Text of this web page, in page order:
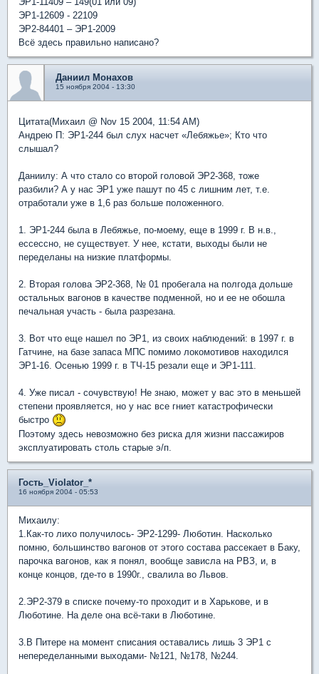
ЭР1-12609 - 22109
ЭР2-84401 – ЭР1-2009
Всё здесь правильно написано?
Даниил Монахов
15 ноября 2004 - 13:30
Цитата(Михаил @ Nov 15 2004, 11:54 AM)
Андрею П: ЭР1-244 был слух насчет «Лебяжье»; Кто что
слышал?
Даниилу: А что стало со второй головой ЭР2-368, тоже
разбили? А у нас ЭР1 уже пашут по 45 с лишним лет, т.е.
отработали уже в 1,6 раз больше положенного.
1. ЭР1-244 была в Лебяжье, по-моему, еще в 1999 г. В н.в.,
ессессно, не существует. У нее, кстати, выходы были не
переделаны на низкие платформы.
2. Вторая голова ЭР2-368, № 01 пробегала на полгода дольше
остальных вагонов в качестве подменной, но и ее не обошла
печальная участь - была разрезана.
3. Вот что еще нашел по ЭР1, из своих наблюдений: в 1997 г. в
Гатчине, на базе запаса МПС помимо локомотивов находился
ЭР1-16. Осенью 1999 г. в ТЧ-15 резали еще и ЭР1-111.
4. Уже писал - сочувствую! Не знаю, может у вас это в меньшей
степени проявляется, но у нас все гниет катастрофически
быстро
Поэтому здесь невозможно без риска для жизни пассажиров
эксплуатировать столь старые э/п.
Гость_Violator_*
16 ноября 2004 - 05:53
Михаилу:
1.Как-то лихо получилось- ЭР2-1299- Люботин. Насколько
помню, большинство вагонов от этого состава рассекает в Баку,
парочка вагонов, как я понял, вообще зависла на РВЗ, и, в
конце концов, где-то в 1990г., свалила во Львов.
2.ЭР2-379 в списке почему-то проходит и в Харькове, и в
Люботине. На деле она всё-таки в Люботине.
3.В Питере на момент списания оставались лишь 3 ЭР1 с
непеределанными выходами- №121, №178, №244.